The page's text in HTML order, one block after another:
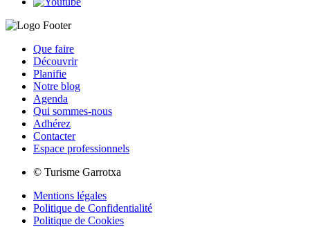
Que faire
Découvrir
Planifie
Notre blog
Agenda
Qui sommes-nous
Adhérez
Contacter
Espace professionnels
© Turisme Garrotxa
Mentions légales
Politique de Confidentialité
Politique de Cookies